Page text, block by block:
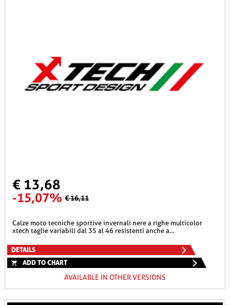
€ 13,68
-15,07% € 16,11
calze moto tecniche sportive invernali nere a righe multicolor
xtech taglie variabili dal 35 al 46 resistenti anche a...
DETAILS
ADD TO CHART
AVAILABLE IN OTHER VERSIONS